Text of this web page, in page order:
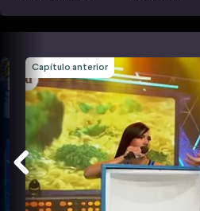
Capítulo anterior